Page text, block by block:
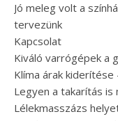
Jó meleg volt a
tervezünk
Kapcsolat
Kiváló varrógépek a
Klíma árak
Legyen a takarítás is
Lélekmasszázs